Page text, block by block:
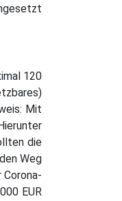
120
Mit
die
Weg
EUR